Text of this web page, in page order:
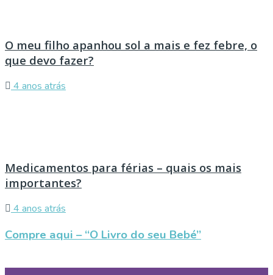
O meu filho apanhou sol a mais e fez febre, o
que devo fazer?
4 anos atrás
Medicamentos para férias – quais os mais
importantes?
4 anos atrás
Compre aqui – “O Livro do seu Bebé”